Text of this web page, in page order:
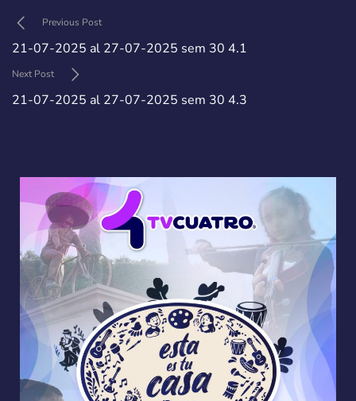
Previous Post
21-07-2025 al 27-07-2025 sem 30 4.1
Next Post
21-07-2025 al 27-07-2025 sem 30 4.3